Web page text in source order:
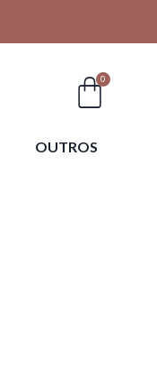
0
OUTROS